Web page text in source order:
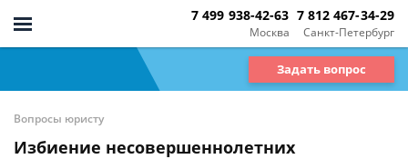
Москва
7 499 938-42-63
Санкт-Петербург
7 812 467-34-29
Задать вопрос
Вопросы юристу
Избиение несовершеннолетних